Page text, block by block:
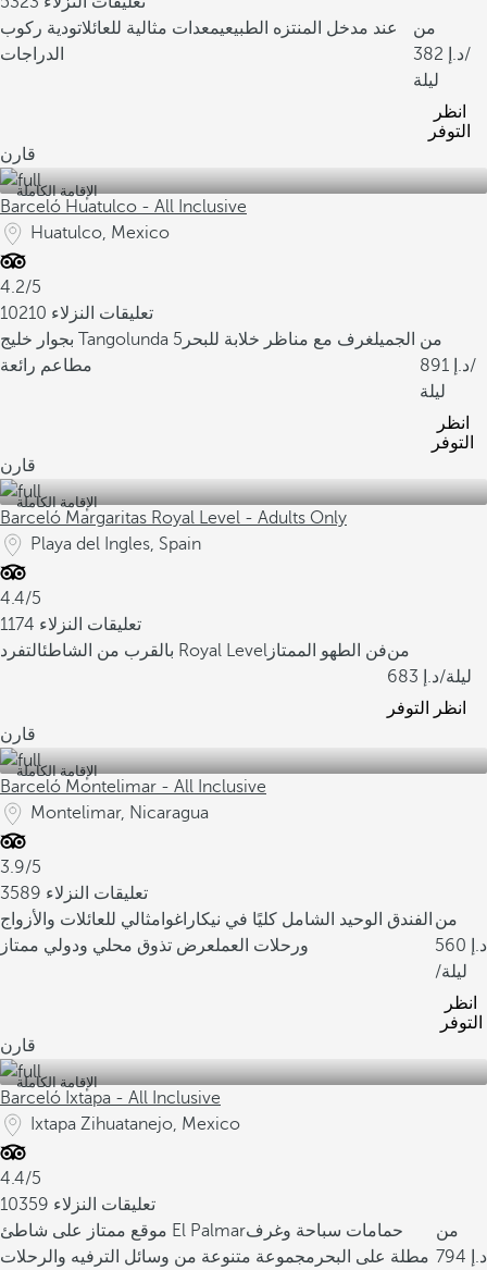
عند مدخل المنتزه الطبيعيمعدات مثالية للعائلاتودية ركوب
الدراجات
من
382
/
ليلة
انظر
التوفر
قارن
الإقامة الكاملة
Barceló Huatulco - All Inclusive
Huatulco, Mexico
4.2/5
10210 تعليقات النزلاء
بجوار خليج Tangolunda الجميلغرف مع مناظر خلابة للبحر 5
مطاعم رائعة
من
891
/
ليلة
انظر
التوفر
قارن
الإقامة الكاملة
Barceló Margaritas Royal Level - Adults Only
Playa del Ingles, Spain
4.4/5
1174 تعليقات النزلاء
بالقرب من الشاطئ التفرد Royal Level فن الطهو الممتازمن
683
/ليلة
انظر التوفر
قارن
الإقامة الكاملة
Barceló Montelimar - All Inclusive
Montelimar, Nicaragua
3.9/5
3589 تعليقات النزلاء
الفندق الوحيد الشامل كليًا في نيكاراغوا مثالي للعائلات والأزواج
ورحلات العملعرض تذوق محلي ودولي ممتاز
من
560
/ليلة
انظر
التوفر
قارن
الإقامة الكاملة
Barceló Ixtapa - All Inclusive
Ixtapa Zihuatanejo, Mexico
4.4/5
10359 تعليقات النزلاء
موقع ممتاز على شاطئ El Palmarحمامات سباحة وغرف
مطلة على البحر مجموعة متنوعة من وسائل الترفيه والرحلات
من
794